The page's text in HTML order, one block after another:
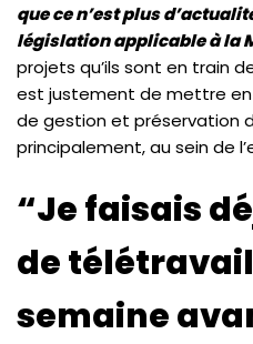
que ce n’est plus
législation applicable à la
projets qu’ils sont en train
est justement de mettre
de gestion et préservation
principalement, au sein de
“Je faisais
de
semaine